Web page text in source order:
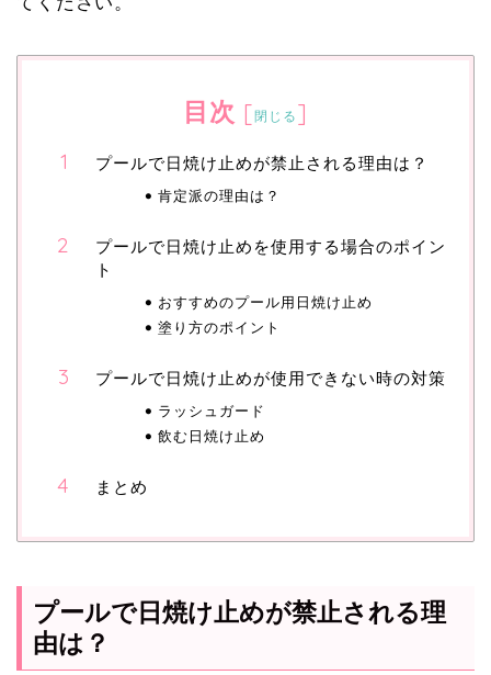
目次 [閉じる ]
プールで日焼け止めが禁止される理由は？
肯定派の理由は？
プールで日焼け止めを使用する場合のポイン
ト
おすすめのプール用日焼け止め
塗り方のポイント
プールで日焼け止めが使用できない時の対策
ラッシュガード
飲む日焼け止め
まとめ
プールで日焼け止めが禁止される理
由は？